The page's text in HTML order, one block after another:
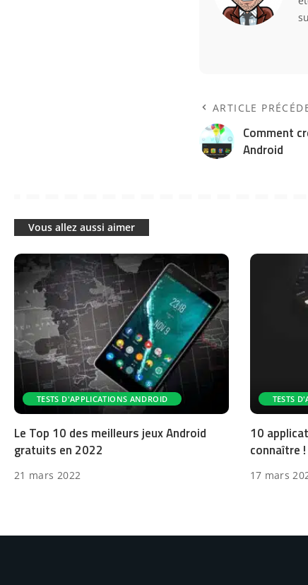
ARTICLE
Comment
Android
Vous allez aussi aimer
TESTS D'APPLICATIONS ANDROID
Le Top 10 des meilleurs jeux Android
gratuits en 2022
21 mars 2022
TESTS
10
connaître !
17 mars